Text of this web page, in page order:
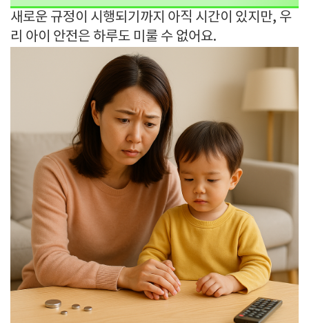
새로운 규정이 시행되기까지 아직 시간이 있지만, 우
리 아이 안전은 하루도 미룰 수 없어요.